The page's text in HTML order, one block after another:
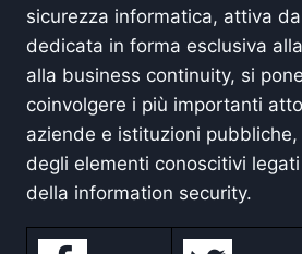
sicurezza informatica, attiva
dedicata in forma esclusiva
alla business continuity, si
coinvolgere i più importanti
aziende e istituzioni
degli elementi conoscitivi
della information security.